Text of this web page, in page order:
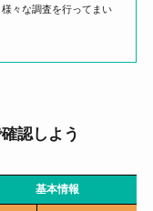
々な調査を行ってまい
認しよう
基本情報